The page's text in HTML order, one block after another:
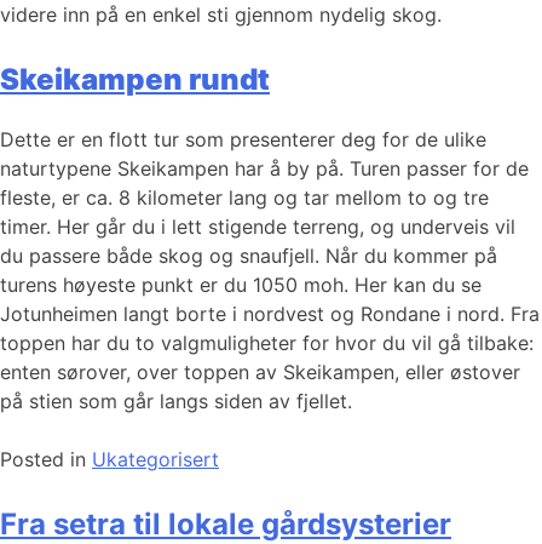
videre inn på en enkel sti gjennom nydelig skog.
Skeikampen rundt
Dette er en flott tur som presenterer deg for de ulike
naturtypene Skeikampen har å by på. Turen passer for de
fleste, er ca. 8 kilometer lang og tar mellom to og tre
timer. Her går du i lett stigende terreng, og underveis vil
du passere både skog og snaufjell. Når du kommer på
turens høyeste punkt er du 1050 moh. Her kan du se
Jotunheimen langt borte i nordvest og Rondane i nord. Fra
toppen har du to valgmuligheter for hvor du vil gå tilbake:
enten sørover, over toppen av Skeikampen, eller østover
på stien som går langs siden av fjellet.
Posted in Ukategorisert
Fra setra til lokale gårdsysterier